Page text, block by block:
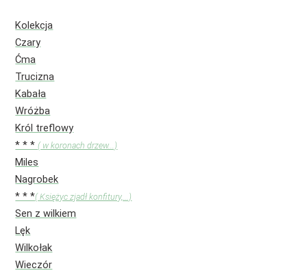
Kolekcja
Czary
Ćma
Trucizna
Kabała
Wróżba
Król treflowy
* * *( w koronach drzew...)
Miles
Nagrobek
* * *( Księżyc zjadł konfitury,...)
Sen z wilkiem
Lęk
Wilkołak
Wieczór